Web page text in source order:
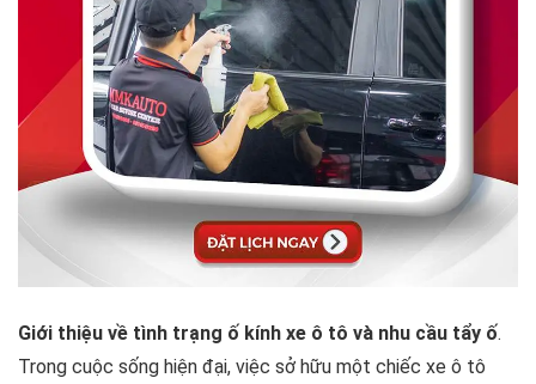
Giới thiệu về tình trạng ố kính xe ô tô và nhu cầu tẩy ố.
Trong cuộc sống hiện đại, việc sở hữu một chiếc xe ô tô